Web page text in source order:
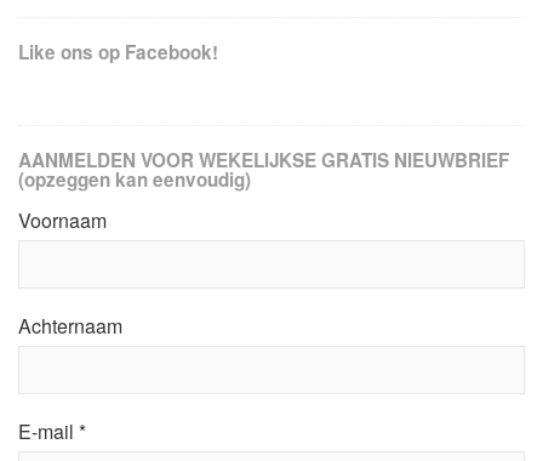
Like ons op Facebook!
AANMELDEN VOOR WEKELIJKSE GRATIS NIEUWBRIEF
(opzeggen kan eenvoudig)
Voornaam
Achternaam
E-mail *